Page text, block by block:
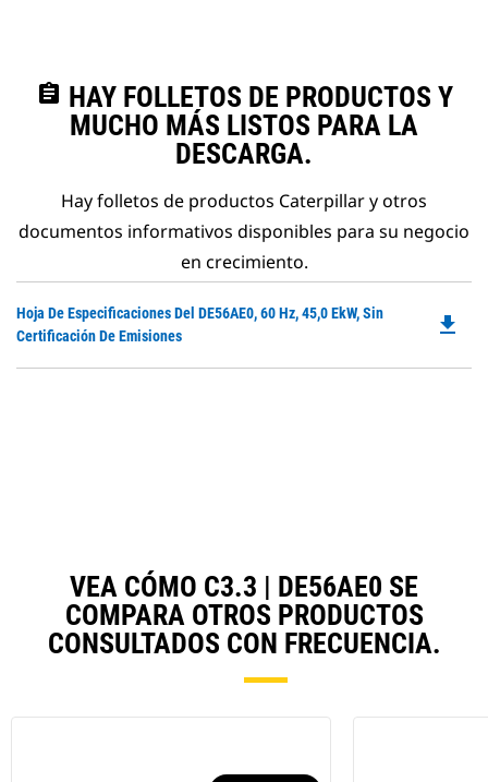
assignment HAY FOLLETOS DE PRODUCTOS Y
MUCHO MÁS LISTOS PARA LA
DESCARGA.
Hay folletos de productos Caterpillar y otros
documentos informativos disponibles para su negocio
en crecimiento.
Hoja De Especificaciones Del DE56AE0, 60 Hz, 45,0 EkW, Sin
Certificación De Emisiones
file_download
VEA CÓMO C3.3 | DE56AE0 SE
COMPARA OTROS PRODUCTOS
CONSULTADOS CON FRECUENCIA.